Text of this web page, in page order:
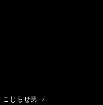
こじらせ男 /